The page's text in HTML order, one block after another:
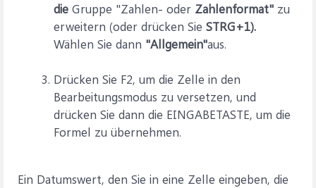
die Gruppe "Zahlen- oder Zahlenformat" zu
erweitern (oder drücken Sie STRG+1).
Wählen Sie dann "Allgemein"aus.
Drücken Sie F2, um die Zelle in den
Bearbeitungsmodus zu versetzen, und
drücken Sie dann die EINGABETASTE, um die
Formel zu übernehmen.
Ein Datumswert, den Sie in eine Zelle eingeben, die